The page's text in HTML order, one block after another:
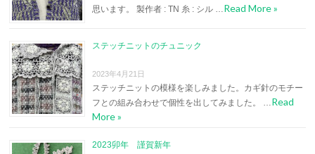
思います。 製作者 : TN 糸 : シル …Read More »
ステッチニットのチュニック
2023年4月21日
ステッチニットの模様を楽しみました。カギ針のモチー
フとの組み合わせで個性を出してみました。 …Read
More »
2023卯年 謹賀新年